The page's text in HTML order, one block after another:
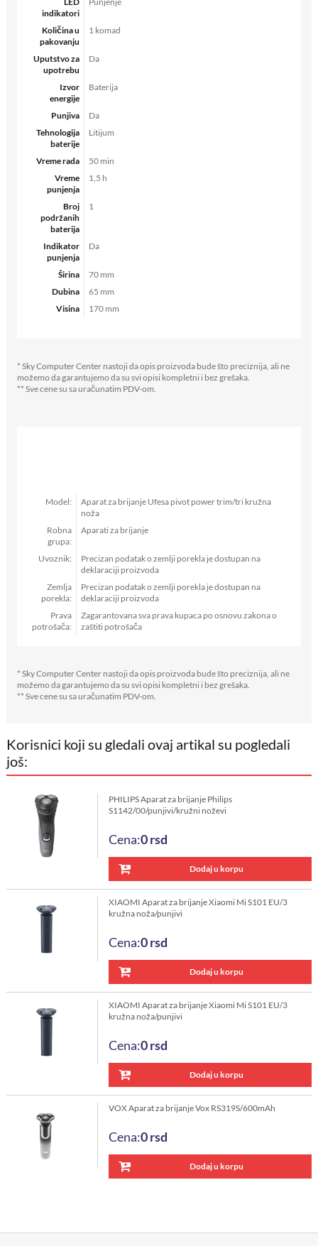
indikatori
Količina u
pakovanju
1 komad
Uputstvo za
upotrebu
Da
Izvor
energije
Baterija
Punjiva
Da
Tehnologija
baterije
Litijum
Vreme rada
50 min
Vreme
punjenja
1,5 h
Broj
podržanih
baterija
1
Indikator
punjenja
Da
Širina
70 mm
Dubina
65 mm
Visina
170 mm
* Sky Computer Center nastoji da opis proizvoda bude što preciznija, ali ne
možemo da garantujemo da su svi opisi kompletni i bez grešaka.
** Sve cene su sa uračunatim PDV-om.
Model:
Aparat za brijanje Ufesa pivot power trim/tri kružna
noža
Robna
grupa:
Aparati za brijanje
Uvoznik:
Precizan podatak o zemlji porekla je dostupan na
deklaraciji proizvoda
Zemlja
porekla:
Precizan podatak o zemlji porekla je dostupan na
deklaraciji proizvoda
Prava
potrošača:
Zagarantovana sva prava kupaca po osnovu zakona o
zaštiti potrošača
* Sky Computer Center nastoji da opis proizvoda bude što preciznija, ali ne
možemo da garantujemo da su svi opisi kompletni i bez grešaka.
** Sve cene su sa uračunatim PDV-om.
Korisnici koji su gledali ovaj artikal su pogledali
još:
PHILIPS Aparat za brijanje Philips
S1142/00/punjivi/kružni noževi
Cena:0rsd
Dodaj u korpu
XIAOMI Aparat za brijanje Xiaomi Mi S101 EU/3
kružna noža/punjivi
Cena:0rsd
Dodaj u korpu
XIAOMI Aparat za brijanje Xiaomi Mi S101 EU/3
kružna noža/punjivi
Cena:0rsd
Dodaj u korpu
VOX Aparat za brijanje Vox RS319S/600mAh
Cena:0rsd
Dodaj u korpu